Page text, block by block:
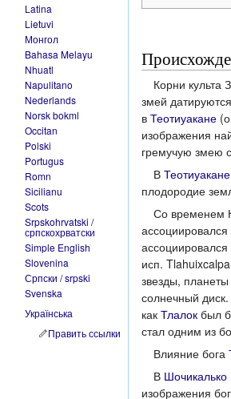
Корни культа
змей
в Теотиуакане
изображения
гремучую змею
В Теотиуакане
плодородие
Со временем
ассоциировался
исп.
звезды,
солнечный
как Тлалок был
стал одним из
Влияние бога
В Шочикалько
изображения
Latina
Lietuvi
Монгол
Bahasa Melayu
Nhuatl
Napulitano
Nederlands
Norsk bokml
Occitan
Polski
Portugus
Romn
Sicilianu
Scots
Srpskohrvatski /
српскохрватски
Simple English
Slovenina
Српски / srpski
Svenska
Українська
Править ссылки